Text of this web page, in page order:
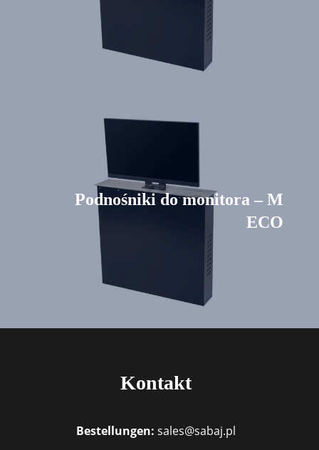
Podnośniki do monitora – M
ECO
Kontakt
Bestellungen: sales@sabaj.pl